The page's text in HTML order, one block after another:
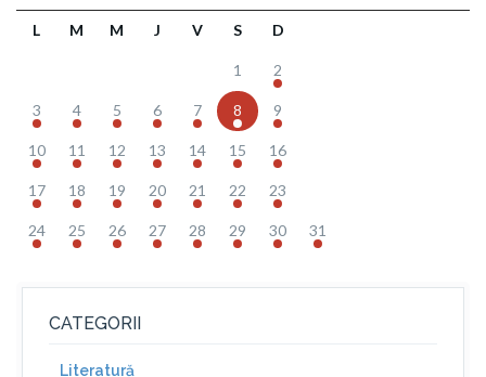
L M M J V S D
1 2
3 4 5 6 7 8 9
10 11 12 13 14 15 16
17 18 19 20 21 22 23
24 25 26 27 28 29 30 31
CATEGORII
Literatură